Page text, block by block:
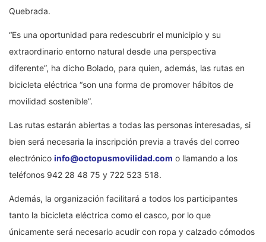
Quebrada.
“Es una oportunidad para redescubrir el municipio y su
extraordinario entorno natural desde una perspectiva
diferente”, ha dicho Bolado, para quien, además, las rutas en
bicicleta eléctrica “son una forma de promover hábitos de
movilidad sostenible”.
Las rutas estarán abiertas a todas las personas interesadas, si
bien será necesaria la inscripción previa a través del correo
electrónico info@octopusmovilidad.com o llamando a los
teléfonos 942 28 48 75 y 722 523 518.
Además, la organización facilitará a todos los participantes
tanto la bicicleta eléctrica como el casco, por lo que
únicamente será necesario acudir con ropa y calzado cómodos